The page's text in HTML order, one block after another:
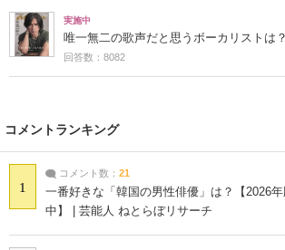
実施中
唯一無二の歌声だと思うボーカリストは？
回答数：8082
コメントランキング
1
コメント数： 21
一番好きな「韓国の男性俳優」は？【2026
中】 | 芸能人 ねとらぼリサーチ